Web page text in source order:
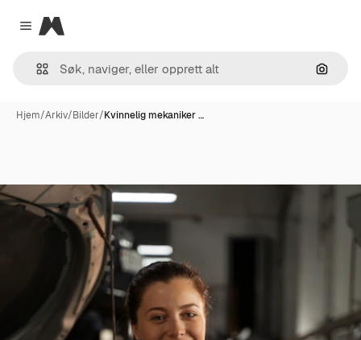
Close menu
Magnific
Søk
Hjem/Arkiv/Bilder/Kvinnelig mekaniker …